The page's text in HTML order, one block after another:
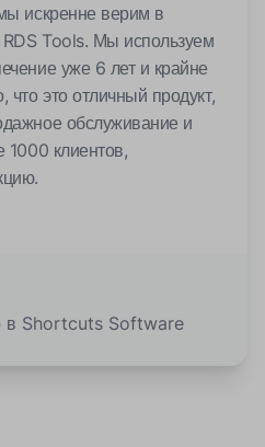
искренне верим в
Tools. Мы используем
уже 6 лет и крайне
это отличный продукт,
обслуживание и
1000 клиентов,
в Shortcuts Software